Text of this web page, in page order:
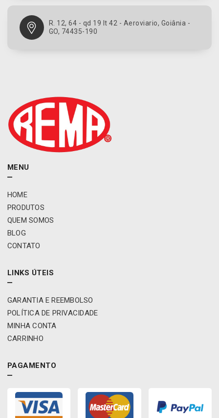
R. 12, 64 - qd 19 lt 42 - Aeroviario, Goiânia -
GO, 74435-190
MENU
HOME
PRODUTOS
QUEM SOMOS
BLOG
CONTATO
LINKS ÚTEIS
GARANTIA E REEMBOLSO
POLÍTICA DE PRIVACIDADE
MINHA CONTA
CARRINHO
PAGAMENTO